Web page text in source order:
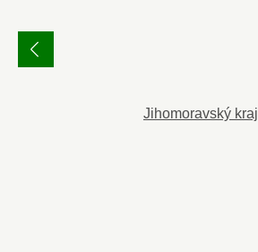
Jihomoravský kraj